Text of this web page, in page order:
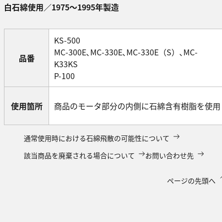
白石綿使用／1975～1995年製造
品番
KS-500
MC-300E､MC-330E､MC-330E（S）､MC-
K33KS
P-100
使用箇所 商品のモータ部分の内側に石綿含有樹脂を使用
通常使用時における石綿飛散の可能性について
該当商品を廃棄される場合について
お問い合わせ先
ページの先頭へ